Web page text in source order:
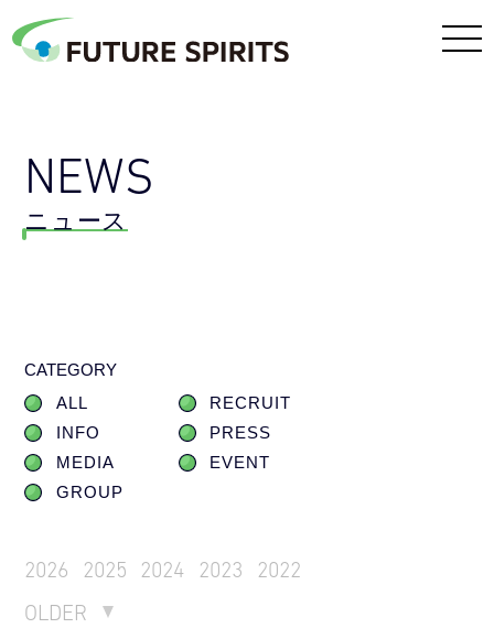
NEWS
ニュース
CATEGORY
ALL
RECRUIT
INFO
PRESS
MEDIA
EVENT
GROUP
2026 2025 2024 2023
2022
OLDER